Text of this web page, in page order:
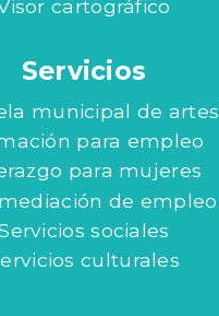
cartográfico
Servicios
municipal de artes
para empleo
para mujeres
de empleo
sociales
culturales